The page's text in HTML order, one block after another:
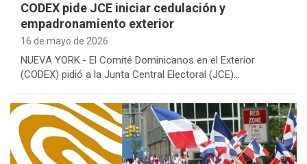
CODEX pide JCE iniciar cedulación y
empadronamiento exterior
16 de mayo de 2026
NUEVA YORK.- El Comité Dominicanos en el Exterior
(CODEX) pidió a la Junta Central Electoral (JCE)…